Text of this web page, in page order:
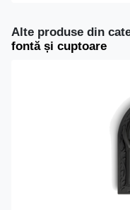
Alte produse din
fontă și cuptoare